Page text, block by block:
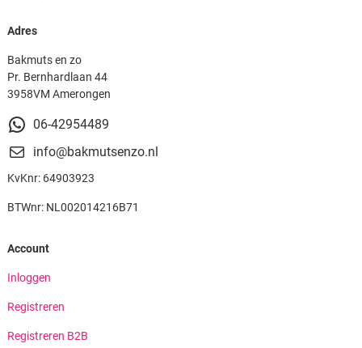
Adres
Bakmuts en zo
Pr. Bernhardlaan 44
3958VM Amerongen
06-42954489
info@bakmutsenzo.nl
KvKnr: 64903923
BTWnr: NL002014216B71
Account
Inloggen
Registreren
Registreren B2B